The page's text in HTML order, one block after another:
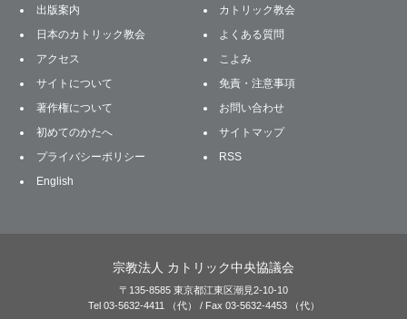
出版案内
カトリック教会
日本のカトリック教会
よくある質問
アクセス
こよみ
サイトについて
免責・注意事項
著作権について
お問い合わせ
初めてのかたへ
サイトマップ
プライバシーポリシー
RSS
English
宗教法人 カトリック中央協議会
〒135-8585 東京都江東区潮見2-10-10
Tel 03-5632-4411 （代） / Fax 03-5632-4453 （代）